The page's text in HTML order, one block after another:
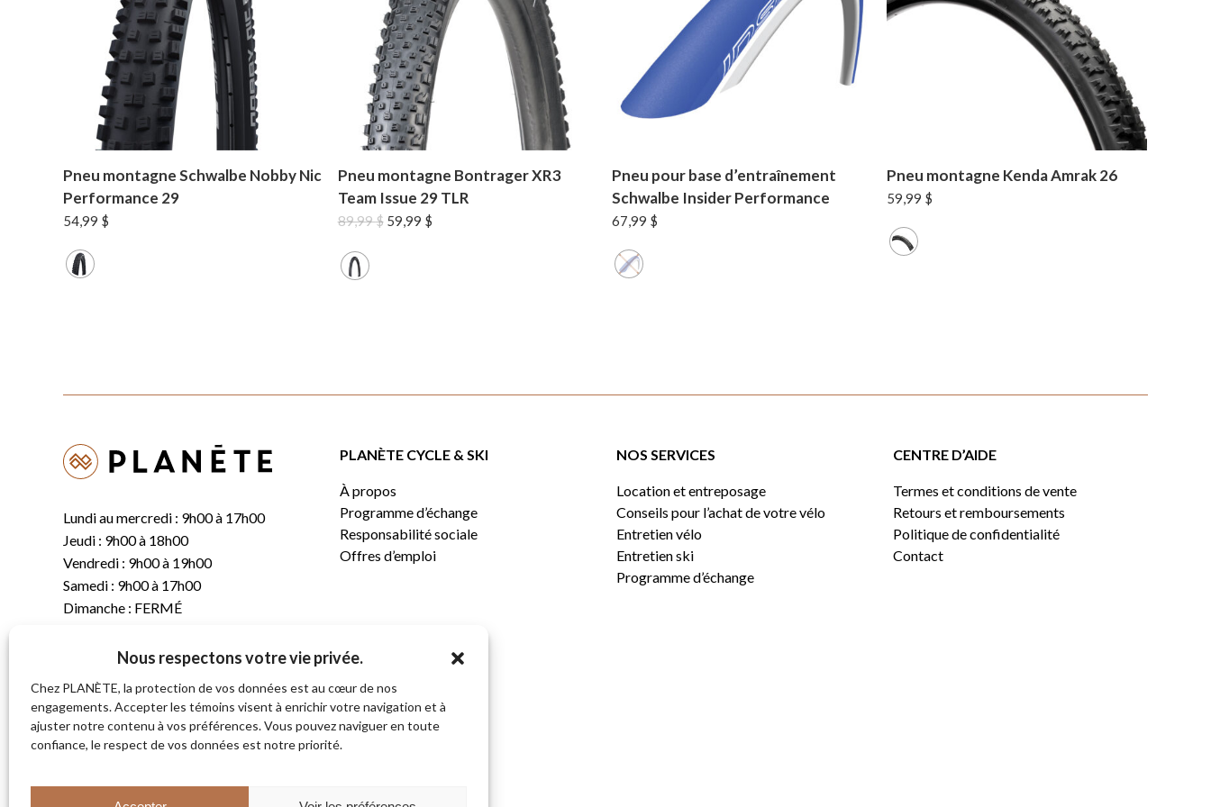
Nous respectons votre vie privée.
Chez PLANÈTE, la protection de vos données est au cœur de nos
engagements. Accepter les témoins visent à enrichir votre navigation et à
ajuster notre contenu à vos préférences. Vous pouvez naviguer en toute
confiance, le respect de vos données est notre priorité.
Pneu montagne Schwalbe Nobby Nic
Performance 29
54,99 $
Pneu montagne Bontrager XR3
Team Issue 29 TLR
89,99$ Le
59,99 $Le
Pneu pour base d’entraînement
Schwalbe Insider Performance
67,99 $
Pneu montagne Kenda Amrak 26
59,99 $
Lundi au mercredi : 9h00 à 17h00
Jeudi : 9h00 à 18h00
Vendredi : 9h00 à 19h00
Samedi : 9h00 à 17h00
Dimanche : FERMÉ
(819) 843-8356
C. info@planete.co
681, rue Sherbrooke
Magog (Québec)
PLANÈTE CYCLE & SKI
À propos
Programme d’échange
Responsabilité sociale
Offres d’emploi
NOS SERVICES
Location et entreposage
Conseils pour l’achat de votre vélo
Entretien vélo
Entretien ski
Programme d’échange
CENTRE D’AIDE
Termes et conditions de vente
Retours et remboursements
Politique de confidentialité
Contact